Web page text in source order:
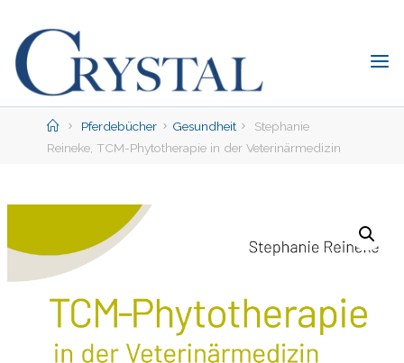
content
Crystal
Verlag
PFERDEFREUNDE
HomePferdebücher Gesundheit
Stephanie
Reineke, TCM-Phytotherapie in der Veterinärmedizin